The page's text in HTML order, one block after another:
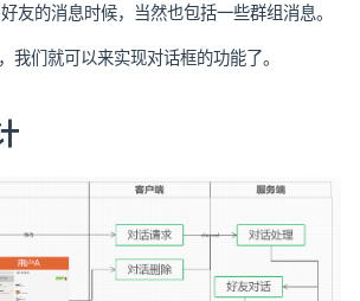
友的消息时候，当然也包括一些群组消息。
我们就可以来实现对话框的功能了。